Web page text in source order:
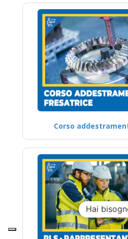
Corso
Hai